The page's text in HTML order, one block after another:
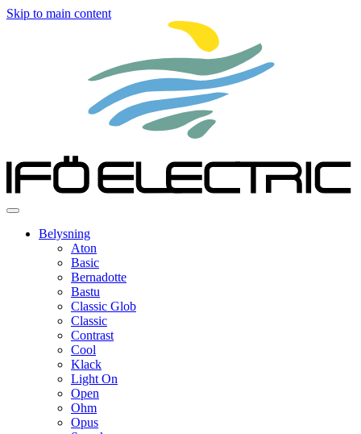
Skip to main content
Belysning
Aton
Basic
Bernadotte
Bastu
Classic Glob
Classic
Contrast
Cool
Klack
Light On
Open
Ohm
Opus